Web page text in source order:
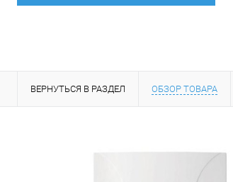
ВЕРНУТЬСЯ В РАЗДЕЛ ОБЗОР ТОВАРА